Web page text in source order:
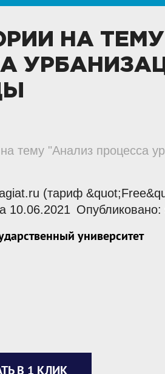
НА ТЕМУ
тему "Анализ процесса
(тариф
10.06.2021
университет
В 1 КЛИК